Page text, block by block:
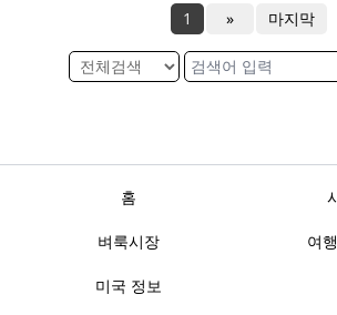
1 » 마지막
홈
벼룩시장 여
미국 정보